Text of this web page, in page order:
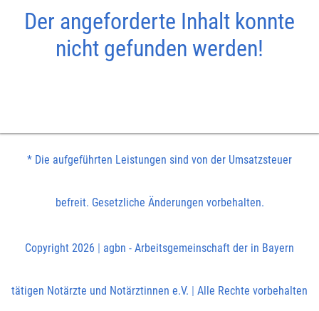
Der angeforderte Inhalt konnte
nicht gefunden werden!
* Die aufgeführten Leistungen sind von der Umsatzsteuer
befreit. Gesetzliche Änderungen vorbehalten.
Copyright 2026 | agbn - Arbeitsgemeinschaft der in Bayern
tätigen Notärzte und Notärztinnen e.V. | Alle Rechte vorbehalten